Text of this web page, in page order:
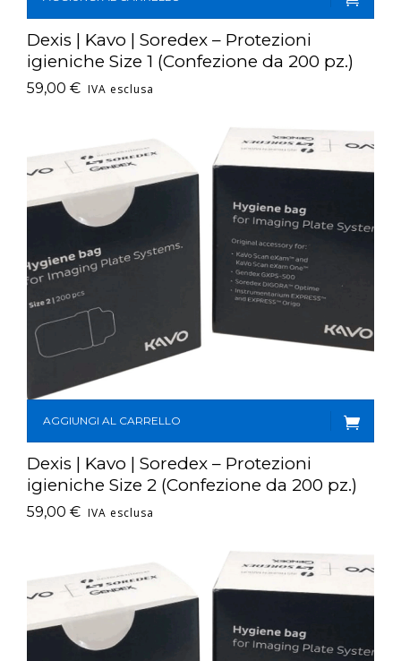
Dexis | Kavo | Soredex – Protezioni
igieniche Size 1 (Confezione da 200 pz.)
59,00 € IVA esclusa
AGGIUNGI AL CARRELLO
Dexis | Kavo | Soredex – Protezioni
igieniche Size 2 (Confezione da 200 pz.)
59,00 € IVA esclusa